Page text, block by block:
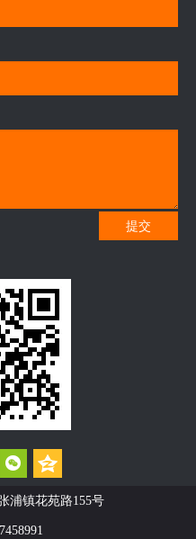
提交
浦镇花苑路155号